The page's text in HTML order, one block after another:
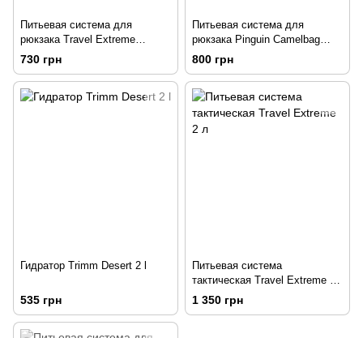
Питьевая система для
рюкзака Travel Extreme
HYDRA 2L
730 грн
Питьевая система для
рюкзака Pinguin Camelbag
Basic
800 грн
Гидратор Trimm Desert 2 l
535 грн
Питьевая система
тактическая Travel Extreme 2
л
1 350 грн